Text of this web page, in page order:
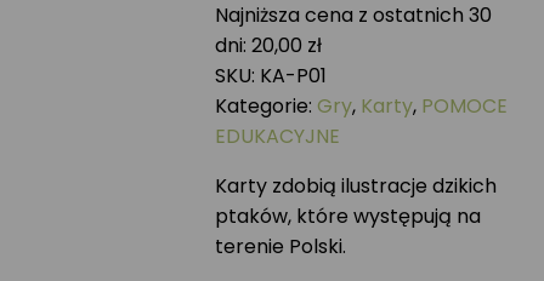
Najniższa cena z ostatnich 30
dni: 20,00 zł
SKU: KA-P01
Kategorie: Gry, Karty, POMOCE
EDUKACYJNE
Karty zdobią ilustracje dzikich
ptaków, które występują na
terenie Polski.